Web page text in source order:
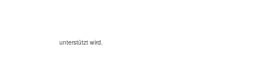
unterstützt wird.